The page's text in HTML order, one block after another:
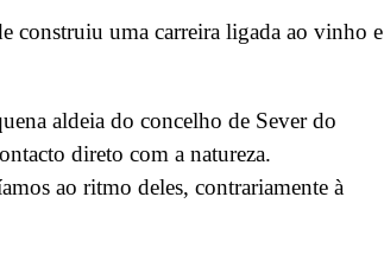
construiu uma carreira ligada ao vinho e
aldeia do concelho de Sever do
direto com a natureza.
ao ritmo deles, contrariamente à